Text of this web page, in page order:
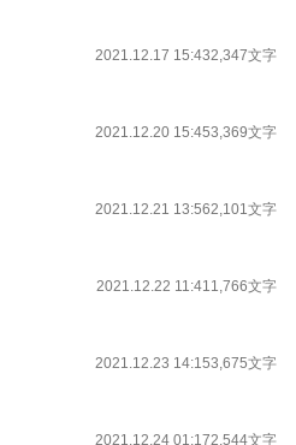
2021.12.17 15:432,347文字
2021.12.20 15:453,369文字
2021.12.21 13:562,101文字
2021.12.22 11:411,766文字
2021.12.23 14:153,675文字
2021.12.24 01:172,544文字